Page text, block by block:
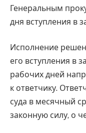
Генеральным
дня вступления в
Исполнение
его вступления в
рабочих дней
к ответчику.
суда в месячный
законную силу, о